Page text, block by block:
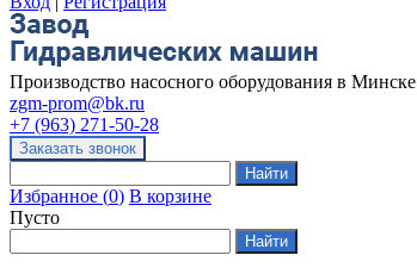
Производство насосного оборудования в Минске
zgm-prom@bk.ru
+7 (963) 271-50-28
Избранное (0) В корзине
Пусто